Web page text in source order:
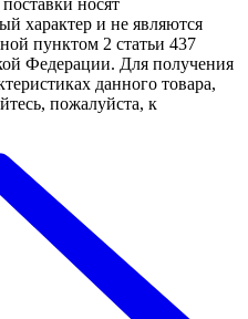
характер и не являются
пунктом 2 статьи 437
Федерации. Для получения
данного товара,
пожалуйста, к